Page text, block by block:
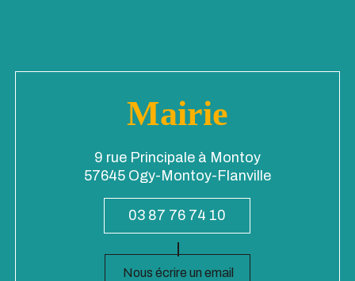
Mairie
9 rue Principale à Montoy
57645 Ogy-Montoy-Flanville
03 87 76 74 10
Nous écrire un email